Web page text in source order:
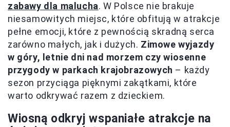
zabawy dla malucha. W Polsce nie brakuje
niesamowitych miejsc, które obfitują w atrakcje
pełne emocji, które z pewnością skradną serca
zarówno małych, jak i dużych. Zimowe wyjazdy
w góry, letnie dni nad morzem czy wiosenne
przygody w parkach krajobrazowych – każdy
sezon przyciąga pięknymi zakątkami, które
warto odkrywać razem z dzieckiem.
Wiosną odkryj wspaniałe atrakcje na